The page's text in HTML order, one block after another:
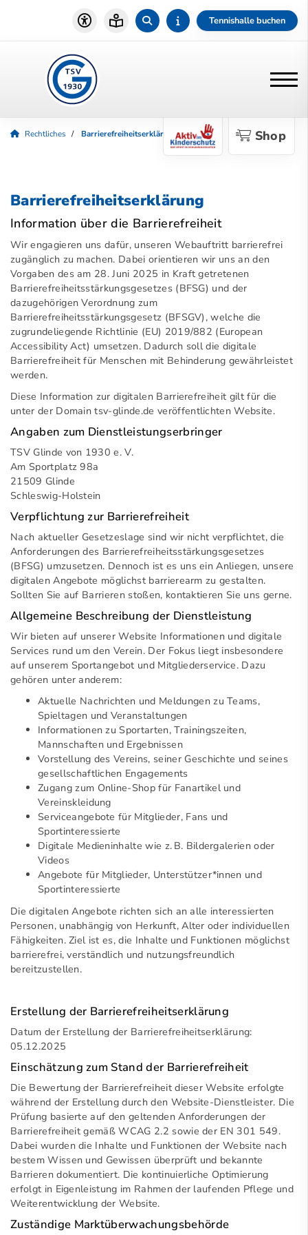
Tennishalle buchen
Shop
Rechtliches Barrierefreiheitserklärung
Barrierefreiheitserklärung
Information über die Barrierefreiheit
Wir engagieren uns dafür, unseren Webauftritt barrierefrei
zugänglich zu machen. Dabei orientieren wir uns an den
Vorgaben des am 28. Juni 2025 in Kraft getretenen
Barrierefreiheitsstärkungsgesetzes (BFSG) und der
dazugehörigen Verordnung zum
Barrierefreiheitsstärkungsgesetz (BFSGV), welche die
zugrundeliegende Richtlinie (EU) 2019/882 (European
Accessibility Act) umsetzen. Dadurch soll die digitale
Barrierefreiheit für Menschen mit Behinderung gewährleistet
werden.
Diese Information zur digitalen Barrierefreiheit gilt für die
unter der Domaintsv-glinde.de veröffentlichten Website.
Angaben zum Dienstleistungserbringer
TSV Glinde von 1930 e. V.
Am Sportplatz 98a
21509 Glinde
Schleswig-Holstein
Verpflichtung zur Barrierefreiheit
Nach aktueller Gesetzeslage sind wir nicht verpflichtet, die
Anforderungen des Barrierefreiheitsstärkungsgesetzes
(BFSG) umzusetzen. Dennoch ist es uns ein Anliegen, unsere
digitalen Angebote möglichst barrierearm zu gestalten.
Sollten Sie auf Barrieren stoßen, kontaktieren Sie uns gerne.
Allgemeine Beschreibung der Dienstleistung
Wir bieten auf unserer Website Informationen und digitale
Services rund um den Verein. Der Fokus liegt insbesondere
auf unserem Sportangebot und Mitgliederservice. Dazu
gehören unter anderem:
Aktuelle Nachrichten und Meldungen zu Teams,
Spieltagen und Veranstaltungen
Informationen zu Sportarten, Trainingszeiten,
Mannschaften und Ergebnissen
Vorstellung des Vereins, seiner Geschichte und seines
gesellschaftlichen Engagements
Zugang zum Online-Shop für Fanartikel und
Vereinskleidung
Serviceangebote für Mitglieder, Fans und
Sportinteressierte
Digitale Medieninhalte wie z. B. Bildergalerien oder
Videos
Angebote für Mitglieder, Unterstützer*innen und
Sportinteressierte
Die digitalen Angebote richten sich an alle interessierten
Personen, unabhängig von Herkunft, Alter oder individuellen
Fähigkeiten. Ziel ist es, die Inhalte und Funktionen möglichst
barrierefrei, verständlich und nutzungsfreundlich
bereitzustellen.
Erstellung der Barrierefreiheitserklärung
Datum der Erstellung der Barrierefreiheitserklärung:
05.12.2025
Einschätzung zum Stand der Barrierefreiheit
Die Bewertung der Barrierefreiheit dieser Website erfolgte
während der Erstellung durch den Website-Dienstleister. Die
Prüfung basierte auf den geltenden Anforderungen der
Barrierefreiheit gemäß WCAG 2.2 sowie der EN 301 549.
Dabei wurden die Inhalte und Funktionen der Website nach
bestem Wissen und Gewissen überprüft und bekannte
Barrieren dokumentiert. Die kontinuierliche Optimierung
erfolgt in Eigenleistung im Rahmen der laufenden Pflege und
Weiterentwicklung der Website.
Zuständige Marktüberwachungsbehörde